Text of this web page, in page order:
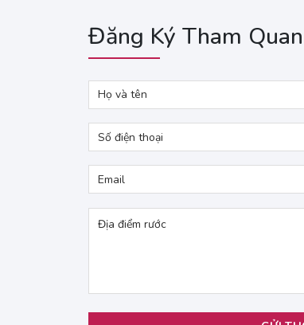
Đăng Ký Tham